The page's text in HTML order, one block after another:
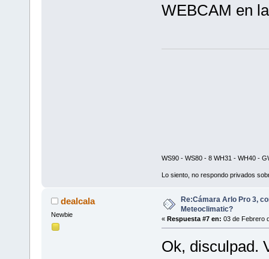
WEBCAM en
WS90 - WS80 - 8 WH31 - WH40 -
Lo siento, no respondo privados
dealcala
Newbie
Re:Cámara Arlo Pro 3,
Meteoclimatic?
« Respuesta #7 en: 03 de Febrero
Ok, disculpad.